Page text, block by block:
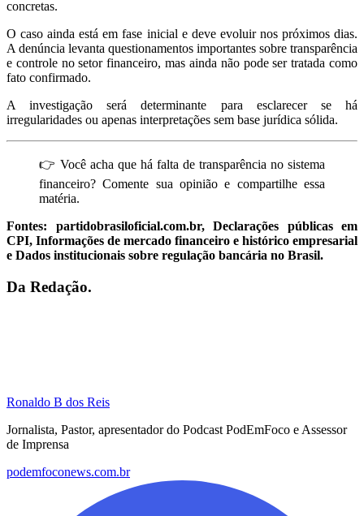
concretas.
O caso ainda está em fase inicial e deve evoluir nos próximos dias.
A denúncia levanta questionamentos importantes sobre transparência
e controle no setor financeiro, mas ainda não pode ser tratada como
fato confirmado.
A investigação será determinante para esclarecer se há
irregularidades ou apenas interpretações sem base jurídica sólida.
👉 Você acha que há falta de transparência no sistema
financeiro? Comente sua opinião e compartilhe essa
matéria.
Fontes: partidobrasiloficial.com.br, Declarações públicas em
CPI, Informações de mercado financeiro e histórico empresarial
e Dados institucionais sobre regulação bancária no Brasil.
Da Redação.
Ronaldo B dos Reis
Jornalista, Pastor, apresentador do Podcast PodEmFoco e Assessor
de Imprensa
podemfoconews.com.br